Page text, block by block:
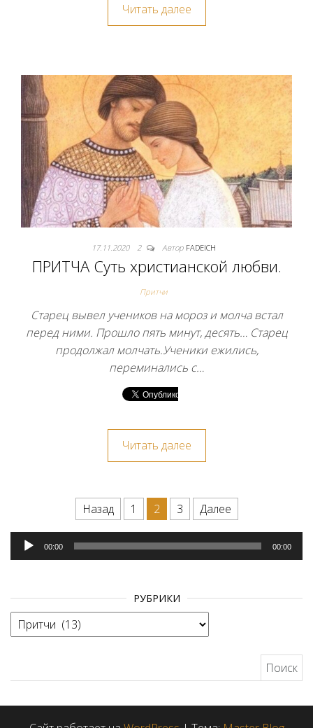
Читать далее
17.11.2020 2 Автор FADEICH
ПРИТЧА Cуть христианской любви.
Притчи
Старец вывел учеников на мороз и молча встал
перед ними. Прошло пять минут, десять… Старец
продолжал молчать.Ученики ежились,
переминались с…
Читать далее
Навигация по записям
Назад 1 2 3
Далее
Аудиоплеер
00:00 00:00
РУБРИКИ
Рубрики